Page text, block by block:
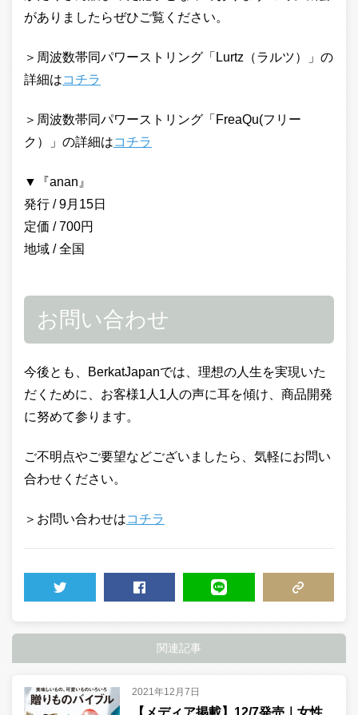
がありましたらぜひご覧ください。
＞周波数帯同パワーストリング「Lurtz（ラルツ）」の
詳細はコチラ
＞周波数帯同パワーストリング「FreaQu(フリー
ク）」の詳細はコチラ
▼『anan』
発行 / 9月15日
定価 / 700円
地域 / 全国
お問い合わせ
今後とも、BerkatJapanでは、理想の人生を実現いた
だくために、お客様1人1人の声に耳を傾け、商品開発
に努めて参ります。
ご不明点やご要望などございましたら、気軽にお問い
合わせください。
＞お問い合わせはコチラ
関連記事
2021年12月7日
【メディア掲載】12/7発売｜女性